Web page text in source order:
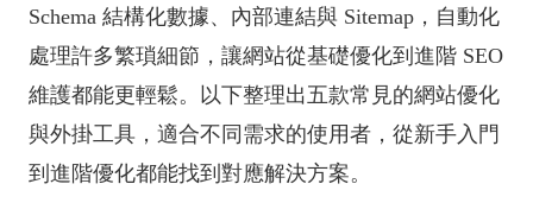
Schema 結構化數據、內部連結與 Sitemap，自動化
處理許多繁瑣細節，讓網站從基礎優化到進階 SEO
維護都能更輕鬆。以下整理出五款常見的網站優化
與外掛工具，適合不同需求的使用者，從新手入門
到進階優化都能找到對應解決方案。